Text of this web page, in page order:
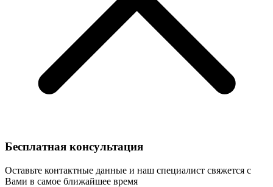
Бесплатная консультация
Оставьте контактные данные и наш специалист свяжется с
Вами в самое ближайшее время